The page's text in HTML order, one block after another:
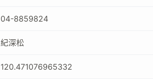
04-8859824
紀深松
120.471076965332